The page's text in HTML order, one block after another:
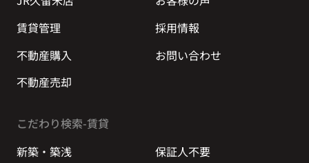
賃貸管理
採用情報
不動産購入
お問い合わせ
不動産売却
こだわり検索-賃貸
新築・築浅
保証人不要